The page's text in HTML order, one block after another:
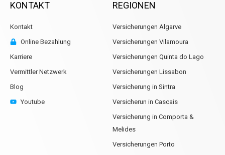
KONTAKT
Kontakt
Online Bezahlung
Karriere
Vermittler Netzwerk
Blog
Youtube
REGIONEN
Versicherungen Algarve
Versicherungen Vilamoura
Versicherungen Quinta do Lago
Versicherungen Lissabon
Versicherung in Sintra
Versicherun in Cascais
Versicherung in Comporta &
Melides
Versicherungen Porto